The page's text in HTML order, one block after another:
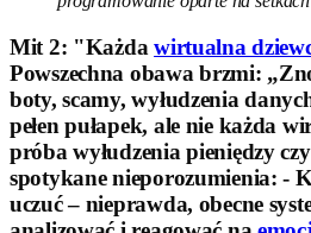
Mit 2: "Każdawirtualna
Powszechna obawa brzmi:
boty, scamy, wyłudzenia
pełen pułapek, ale nie każda
próba wyłudzenia pieniędzy
spotykane nieporozumienia: -
uczuć – nieprawda, obecne